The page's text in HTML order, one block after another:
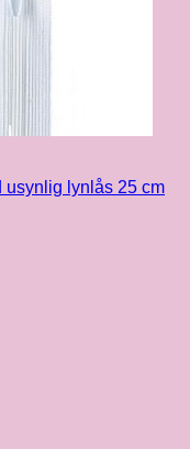
usynlig lynlås 25 cm